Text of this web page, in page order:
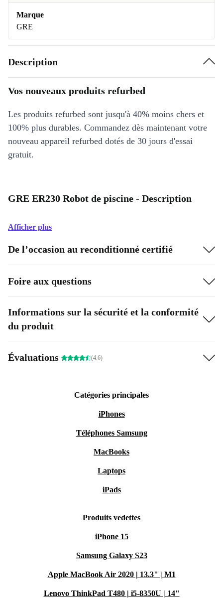
Marque
GRE
Description
Vos nouveaux produits refurbed
Les produits refurbed sont jusqu'à 40% moins chers et
100% plus durables. Commandez dès maintenant votre
nouveau appareil refurbed dotés de 30 jours d'essai
gratuit.
GRE ER230 Robot de piscine - Description
Afficher plus
De l’occasion au reconditionné certifié
Foire aux questions
Informations sur la sécurité et la conformité
du produit
Évaluations (4.6)
Catégories principales
iPhones
Téléphones Samsung
MacBooks
Laptops
iPads
Produits vedettes
iPhone 15
Samsung Galaxy S23
Apple MacBook Air 2020 | 13.3" | M1
Lenovo ThinkPad T480 | i5-8350U | 14"